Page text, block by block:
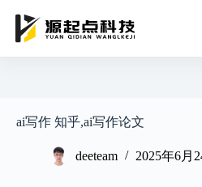
容
ai写作 知乎,ai写作论文
deeteam 2025年6月